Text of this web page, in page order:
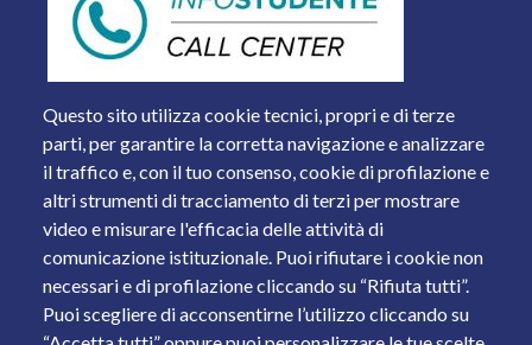
Questo sito utilizza cookie tecnici, propri e di terze
parti, per garantire la corretta navigazione e analizzare
il traffico e, con il tuo consenso, cookie di profilazione e
altri strumenti di tracciamento di terzi per mostrare
video e misurare l'efficacia delle attività di
comunicazione istituzionale. Puoi rifiutare i cookie non
necessari e di profilazione cliccando su “Rifiuta tutti”.
Puoi scegliere di acconsentirne l’utilizzo cliccando su
Piazza del Mercato, 15 - 25121 Brescia
Tel. +39 030 2988.1 PEC:
ammcentr@cert.unibs.it